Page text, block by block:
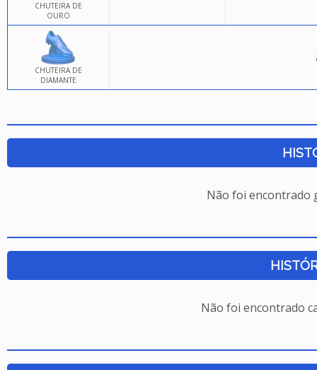
CHUTEIRA DE
OURO
CHUTEIRA DE
DIAMANTE
Não foi encontrado
Não foi encontrado